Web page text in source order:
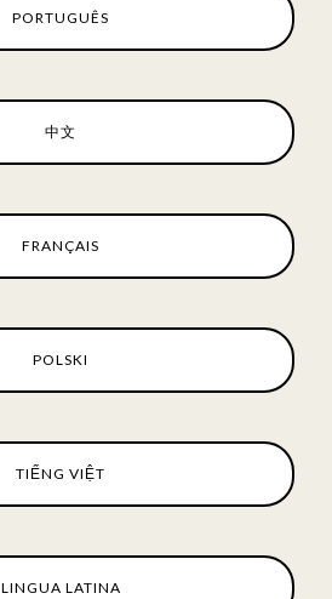
PORTUGUÊS
中文
FRANÇAIS
POLSKI
TIẾNG VIỆT
LINGUA LATINA